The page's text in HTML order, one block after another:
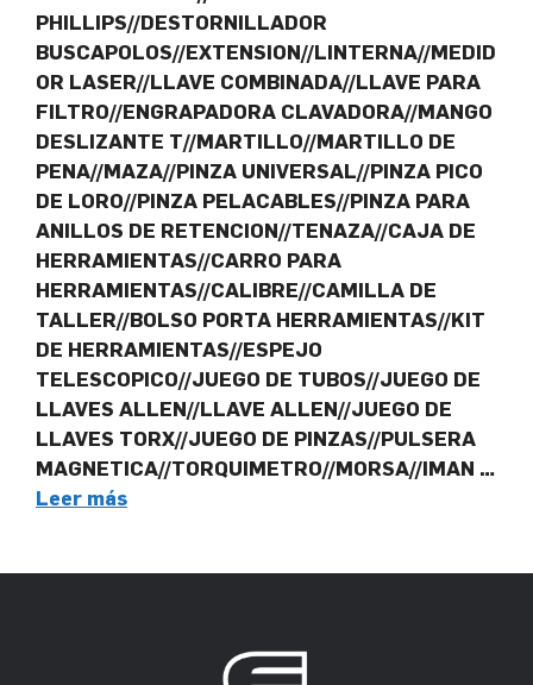
PHILLIPS//DESTORNILLADOR
BUSCAPOLOS//EXTENSION//LINTERNA//MEDID
OR LASER//LLAVE COMBINADA//LLAVE PARA
FILTRO//ENGRAPADORA CLAVADORA//MANGO
DESLIZANTE T//MARTILLO//MARTILLO DE
PENA//MAZA//PINZA UNIVERSAL//PINZA PICO
DE LORO//PINZA PELACABLES//PINZA PARA
ANILLOS DE RETENCION//TENAZA//CAJA DE
HERRAMIENTAS//CARRO PARA
HERRAMIENTAS//CALIBRE//CAMILLA DE
TALLER//BOLSO PORTA HERRAMIENTAS//KIT
DE HERRAMIENTAS//ESPEJO
TELESCOPICO//JUEGO DE TUBOS//JUEGO DE
LLAVES ALLEN//LLAVE ALLEN//JUEGO DE
LLAVES TORX//JUEGO DE PINZAS//PULSERA
MAGNETICA//TORQUIMETRO//MORSA//IMAN …
Leer más